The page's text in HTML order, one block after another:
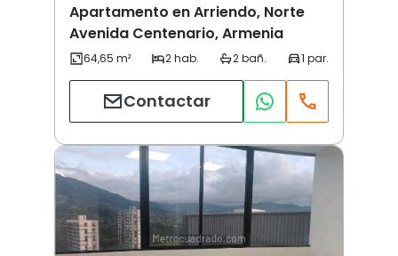
Apartamento en Arriendo, Norte
Avenida Centenario, Armenia
Contactar